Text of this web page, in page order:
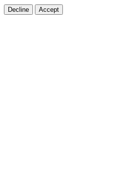
Decline Accept